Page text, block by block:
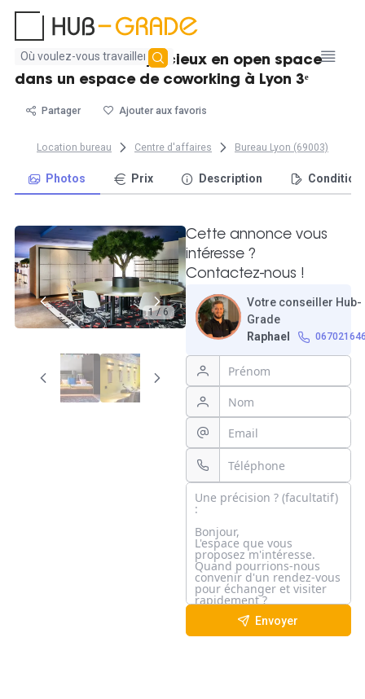
Aucun
résultat
Poste de travail spacieux en open space
dans un espace de coworking à Lyon 3ᵉ
Partager Ajouter aux favoris
Location bureau Centre d'affaires Bureau Lyon (69003)
Photos Prix Description
1 / 6
Cette annonce vous
intéresse ?
Contactez-nous !
Votre conseiller Hub-
Grade
Raphael
Envoyer